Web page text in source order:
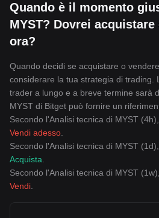
Quando è il momento
MYST? Dovrei acquistare
ora?
Quando decidi se acquistare o
considerare la tua strategia di trading.
trader a lungo e a breve termine sarà
MYST di Bitget può fornire un
Secondo l'Analisi tecnica di MYST
Vendi adesso
Secondo l'Analisi tecnica di MYST
Acquista
Secondo l'Analisi tecnica di MYST
Vendi